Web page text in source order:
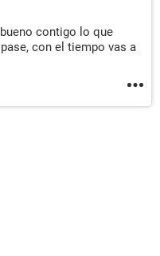
contigo lo que
con el tiempo vas a